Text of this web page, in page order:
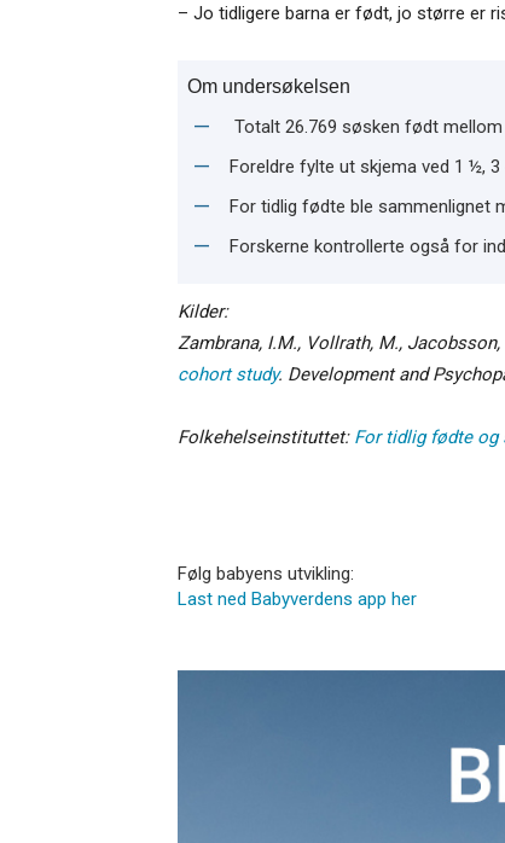
– Jo tidligere barna er født, jo større er
Om undersøkelsen
Totalt 26.769 søsken født
Foreldre fylte ut skjema ved 1 ½,
For tidlig fødte ble sammenlignet
Forskerne kontrollerte også for
Kilder:
Zambrana, I.M., Vollrath, M., Jacobsson,
cohort study. Development and
Folkehelseinstituttet: For tidlig fødte og
Følg babyens utvikling:
Last ned Babyverdens app her